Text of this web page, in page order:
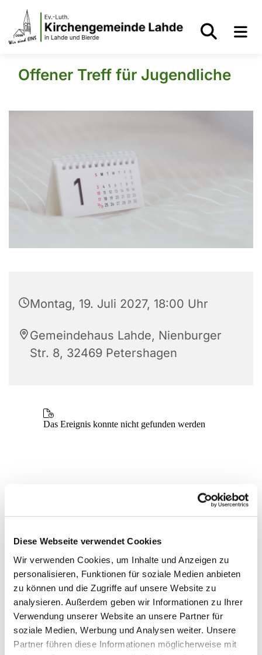
Diese Webseite verwendet Cookies
Wir verwenden Cookies, um Inhalte und Anzeigen zu
personalisieren, Funktionen für soziale Medien anbieten
zu können und die Zugriffe auf unsere Website zu
analysieren. Außerdem geben wir Informationen zu Ihrer
Verwendung unserer Website an unsere Partner für
soziale Medien, Werbung und Analysen weiter. Unsere
Partner führen diese Informationen möglicherweise mit
Offener Treff für Jugendliche
Montag, 19. Juli 2027, 18:00 Uhr
Gemeindehaus Lahde, Nienburger
Str. 8, 32469 Petershagen
Dies könnte Sie auch